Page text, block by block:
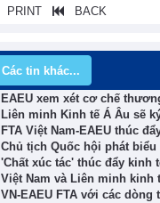
PRINT BACK
Các tin khác...
EAEU xem xét cơ chế
Liên minh Kinh tế Á Âu sẽ
FTA Việt Nam-EAEU thúc
Chủ tịch Quốc hội phát
'Chất xúc tác' thúc đẩy kinh
Việt Nam và Liên minh kinh
VN-EAEU FTA với các